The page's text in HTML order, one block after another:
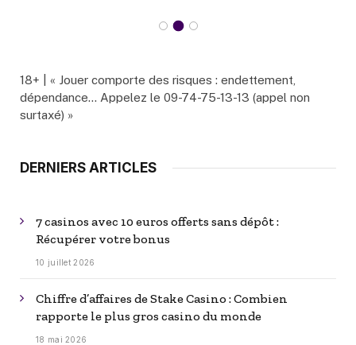
18+ | « Jouer comporte des risques : endettement,
dépendance… Appelez le 09-74-75-13-13 (appel non
surtaxé) »
DERNIERS ARTICLES
7 casinos avec 10 euros offerts sans dépôt :
Récupérer votre bonus
10 juillet 2026
Chiffre d’affaires de Stake Casino : Combien
rapporte le plus gros casino du monde
18 mai 2026